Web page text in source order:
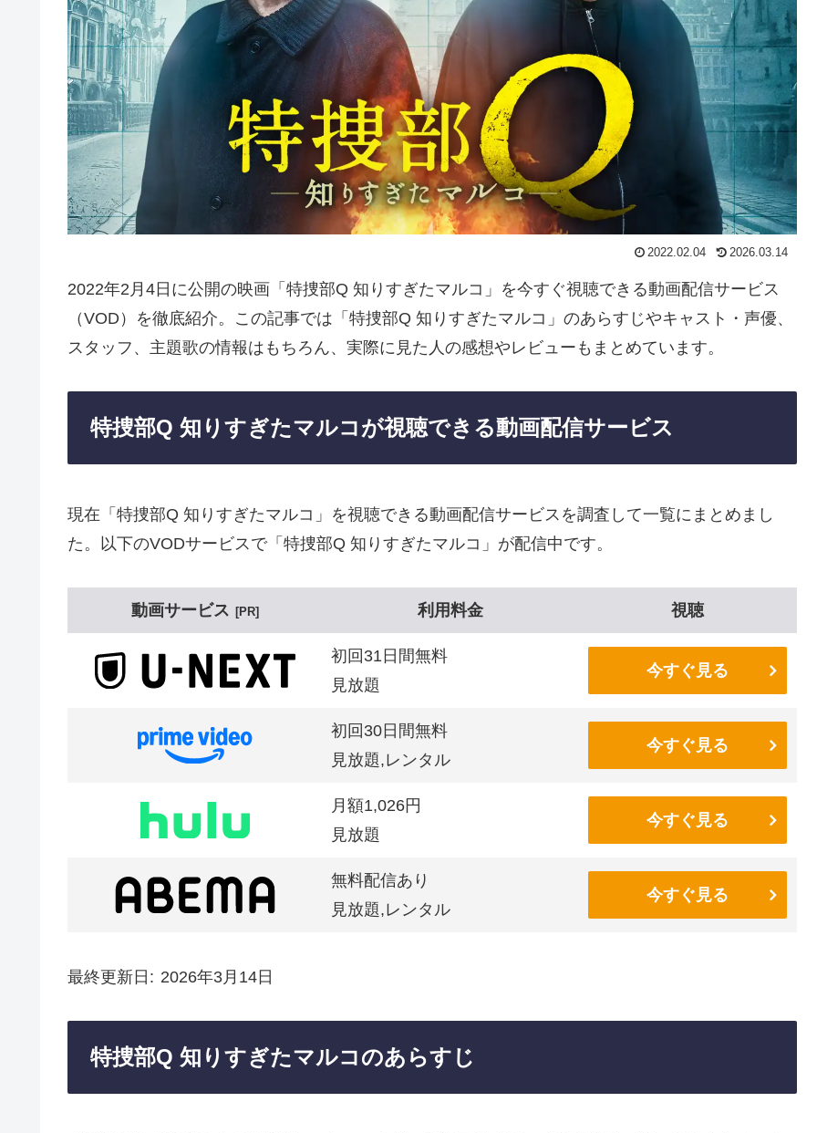
2022.02.04 2026.03.14
2022年2月4日に公開の映画「特捜部Q 知りすぎたマルコ」を今すぐ視聴できる動画配信サービス
（VOD）を徹底紹介。この記事では「特捜部Q 知りすぎたマルコ」のあらすじやキャスト・声優、
スタッフ、主題歌の情報はもちろん、実際に見た人の感想やレビューもまとめています。
特捜部Q 知りすぎたマルコが視聴できる動画配信サービス
現在「特捜部Q 知りすぎたマルコ」を視聴できる動画配信サービスを調査して一覧にまとめまし
た。以下のVODサービスで「特捜部Q 知りすぎたマルコ」が配信中です。
動画サービス PR 利用料金 視聴
初回31日間無料
見放題
今すぐ見る
初回30日間無料
見放題,レンタル
今すぐ見る
月額1,026円
見放題
今すぐ見る
無料配信あり
見放題,レンタル
今すぐ見る
最終更新日 2026年3月14日
特捜部Q 知りすぎたマルコのあらすじ